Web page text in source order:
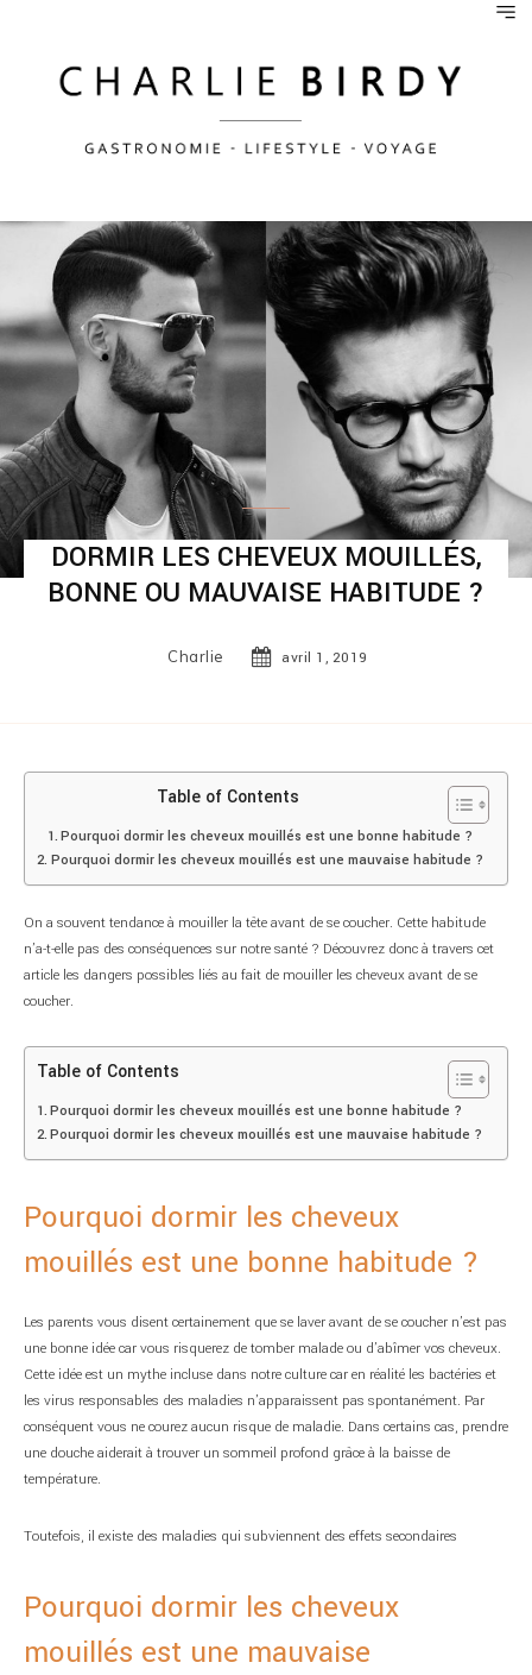
DORMIR LES CHEVEUX MOUILLÉS,
BONNE OU MAUVAISE HABITUDE ?
Charlie avril 1, 2019
Table of Contents
Pourquoi dormir les cheveux mouillés est une bonne habitude ?
Pourquoi dormir les cheveux mouillés est une mauvaise habitude ?
On a souvent tendance à mouiller la tête avant de se coucher. Cette habitude
n’a-t-elle pas des conséquences sur notre santé ? Découvrez donc à travers cet
article les dangers possibles liés au fait de mouiller les cheveux avant de se
coucher.
Table of Contents
Pourquoi dormir les cheveux mouillés est une bonne habitude ?
Pourquoi dormir les cheveux mouillés est une mauvaise habitude ?
Pourquoi dormir les cheveux
mouillés est une bonne habitude ?
Les parents vous disent certainement que se laver avant de se coucher n’est pas
une bonne idée car vous risquerez de tomber malade ou d’abîmer vos cheveux.
Cette idée est un mythe incluse dans notre culture car en réalité les bactéries et
les virus responsables des maladies n’apparaissent pas spontanément. Par
conséquent vous ne courez aucun risque de maladie. Dans certains cas, prendre
une douche aiderait à trouver un sommeil profond grâce à la baisse de
température.
Toutefois, il existe des maladies qui subviennent des effets secondaires
Pourquoi dormir les cheveux
mouillés est une mauvaise